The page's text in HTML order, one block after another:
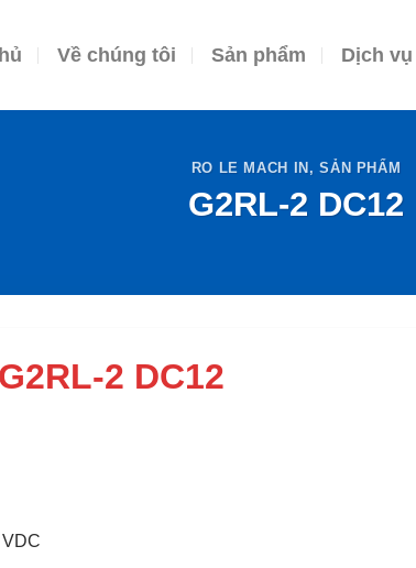
Về chúng tôi Sản phẩm Dịch vụ
RO LE MACH IN ,SẢN PHẨM
G2RL-2 DC12
G2RL-2 DC12